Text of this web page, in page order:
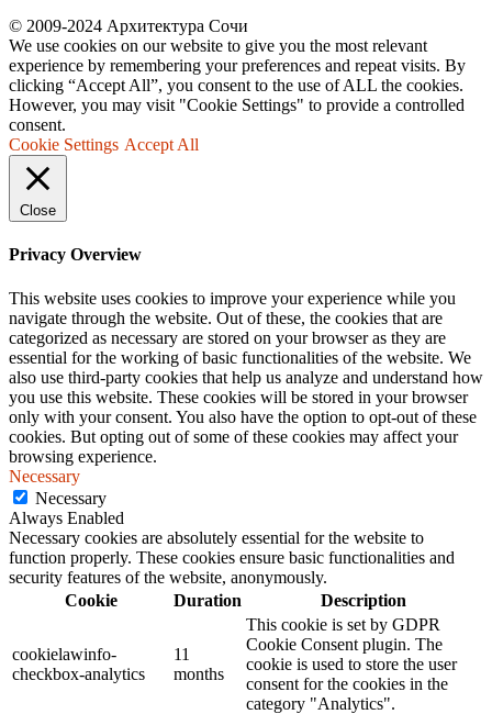
© 2009-2024 Архитектура Сочи
We use cookies on our website to give you the most relevant
experience by remembering your preferences and repeat visits. By
clicking “Accept All”, you consent to the use of ALL the cookies.
However, you may visit "Cookie Settings" to provide a controlled
consent.
Cookie Settings Accept All
Close
Privacy Overview
This website uses cookies to improve your experience while you
navigate through the website. Out of these, the cookies that are
categorized as necessary are stored on your browser as they are
essential for the working of basic functionalities of the website. We
also use third-party cookies that help us analyze and understand how
you use this website. These cookies will be stored in your browser
only with your consent. You also have the option to opt-out of these
cookies. But opting out of some of these cookies may affect your
browsing experience.
Necessary
Necessary
Always Enabled
Necessary cookies are absolutely essential for the website to
function properly. These cookies ensure basic functionalities and
security features of the website, anonymously.
Cookie
Duration Description
cookielawinfo-
checkbox-analytics
11
months
This cookie is set by GDPR
Cookie Consent plugin. The
cookie is used to store the user
consent for the cookies in the
category "Analytics".